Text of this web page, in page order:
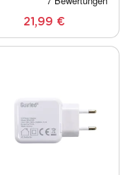
21,99 €